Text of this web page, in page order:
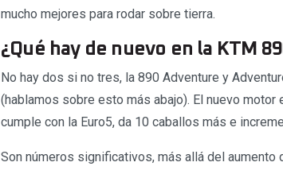
mucho mejores para rodar sobre tierra.
¿Qué hay de nuevo en la KTM
No hay dos si no tres, la 890 Adventure y
(hablamos sobre esto más abajo). El nuevo
cumple con la Euro5, da 10 caballos más e
Son números significativos, más allá del